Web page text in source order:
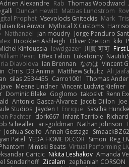
Adrien Alexandre Rab Thomas Woodward
Duncan Hewitt Mattias Lundstrom
Prophet Vsevolods Gniteckis Mark
Julian Rai Anwor Mythical X Customs
Nathanaël jan moudry Jorge Panduro
Brooklen Ashleigh Oliver Cretton kiki
Kinfoussia lewdgazer 川頁 可可 First
Peart Effex Talon Lukatonny
Diavolova Ian Brennan なのは Vincent
Chris D3 Anima Matthew Schultz Ali
silas 2534455 Carro1001 Thomas
Meene Lindner Vincent Ludwig Kiefner
Dominic Blake Goglomo takoslvt Renn
Antonio Gasca-Alvarez Jacob Dillon
Studios Jayden ! Enrique Sascha Huncke
Pachter dork667 Infant Terrible Richard
Schealler ari-goldman Nathan Johnson
Joshua Scelfo Annah Gestaga SmaackBZ62
Patel YEDA HOME DECOR Simon
Mimski Beats Virtual Performing
Caricic Nikita Leshakov Amanda
Sonderhoff Zicalam zephaniah CORSON